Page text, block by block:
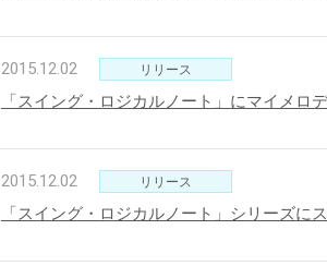
2015.12.02 リリース
「スイング・ロジカルノート」にマイメロ
2015.12.02 リリース
「スイング・ロジカルノート」シリーズに